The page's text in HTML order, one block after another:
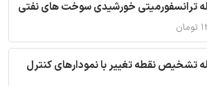
ترانسفورمیتی خورشیدی سوخت های نفتی
تشخیص نقطه تغییر با نمودارهای کنترل